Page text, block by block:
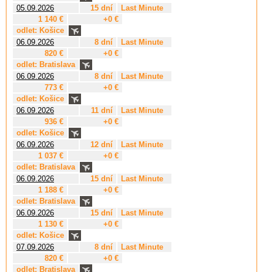
05.09.2026
15 dní
Last Minute
1 140 €
+0 €
odlet: Košice
06.09.2026
8 dní
Last Minute
820 €
+0 €
odlet: Bratislava
06.09.2026
8 dní
Last Minute
773 €
+0 €
odlet: Košice
06.09.2026
11 dní
Last Minute
936 €
+0 €
odlet: Košice
06.09.2026
12 dní
Last Minute
1 037 €
+0 €
odlet: Bratislava
06.09.2026
15 dní
Last Minute
1 188 €
+0 €
odlet: Bratislava
06.09.2026
15 dní
Last Minute
1 130 €
+0 €
odlet: Košice
07.09.2026
8 dní
Last Minute
820 €
+0 €
odlet: Bratislava